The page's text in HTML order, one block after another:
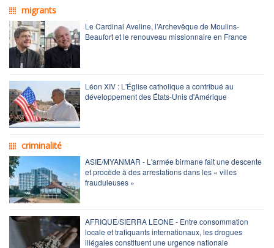
migrants
Le Cardinal Aveline, l’Archevêque de Moulins-
Beaufort et le renouveau missionnaire en France
Léon XIV : L'Église catholique a contribué au
développement des États-Unis d'Amérique
criminalité
ASIE/MYANMAR - L'armée birmane fait une descente
et procède à des arrestations dans les « villes
frauduleuses »
AFRIQUE/SIERRA LEONE - Entre consommation
locale et trafiquants internationaux, les drogues
illégales constituent une urgence nationale